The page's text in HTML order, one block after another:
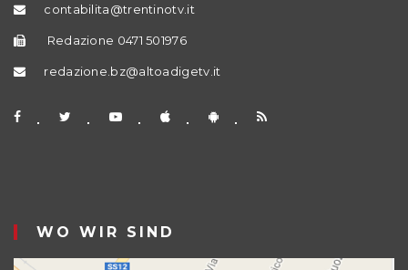
contabilita@trentinotv.it
Redazione 0471 501976
redazione.bz@altoadigetv.it
WO WIR SIND